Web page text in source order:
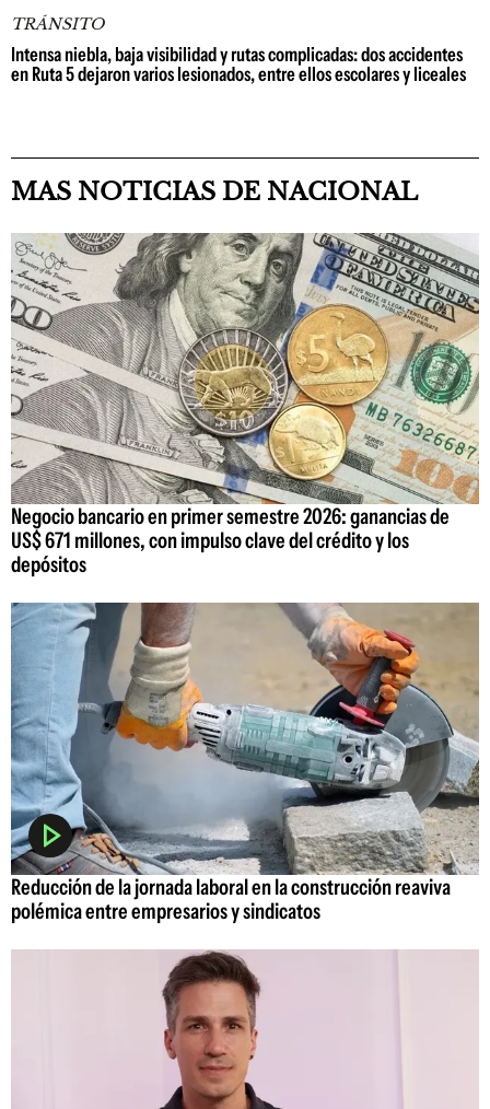
TRÁNSITO
Intensa niebla, baja visibilidad y rutas complicadas: dos accidentes
en Ruta 5 dejaron varios lesionados, entre ellos escolares y liceales
MAS NOTICIAS DE NACIONAL
Negocio bancario en primer semestre 2026: ganancias de
US$ 671 millones, con impulso clave del crédito y los
depósitos
Reducción de la jornada laboral en la construcción reaviva
polémica entre empresarios y sindicatos